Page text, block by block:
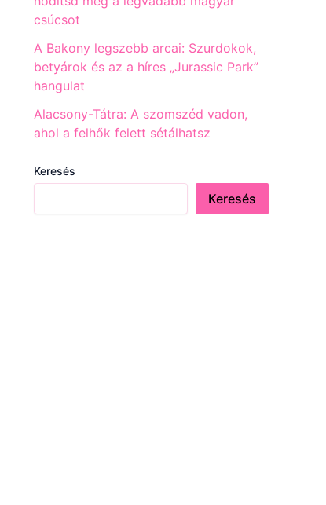
csúcsot
A Bakony legszebb arcai: Szurdokok,
betyárok és az a híres „Jurassic Park”
hangulat
Alacsony-Tátra: A szomszéd vadon,
ahol a felhők felett sétálhatsz
Keresés
Keresés